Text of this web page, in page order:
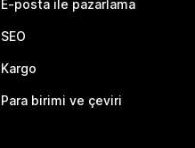
E-posta ile pazarlama
SEO
Kargo
Para birimi ve çeviri